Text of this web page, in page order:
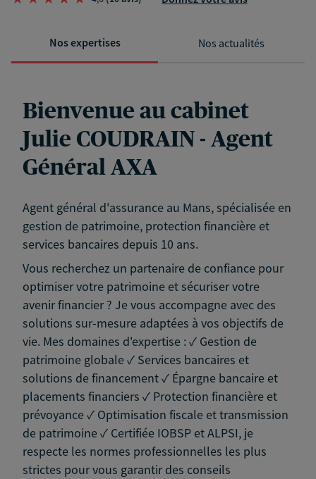
Nos expertises Nos actualités
Bienvenue au cabinet
Julie COUDRAIN - Agent
Général AXA
Agent général d'assurance au Mans, spécialisée en
gestion de patrimoine, protection financière et
services bancaires depuis 10 ans.
Vous recherchez un partenaire de confiance pour
optimiser votre patrimoine et sécuriser votre
avenir financier ? Je vous accompagne avec des
solutions sur-mesure adaptées à vos objectifs de
vie. Mes domaines d'expertise : ✓ Gestion de
patrimoine globale ✓ Services bancaires et
solutions de financement ✓ Épargne bancaire et
placements financiers ✓ Protection financière et
prévoyance ✓ Optimisation fiscale et transmission
de patrimoine ✓ Certifiée IOBSP et ALPSI, je
respecte les normes professionnelles les plus
strictes pour vous garantir des conseils